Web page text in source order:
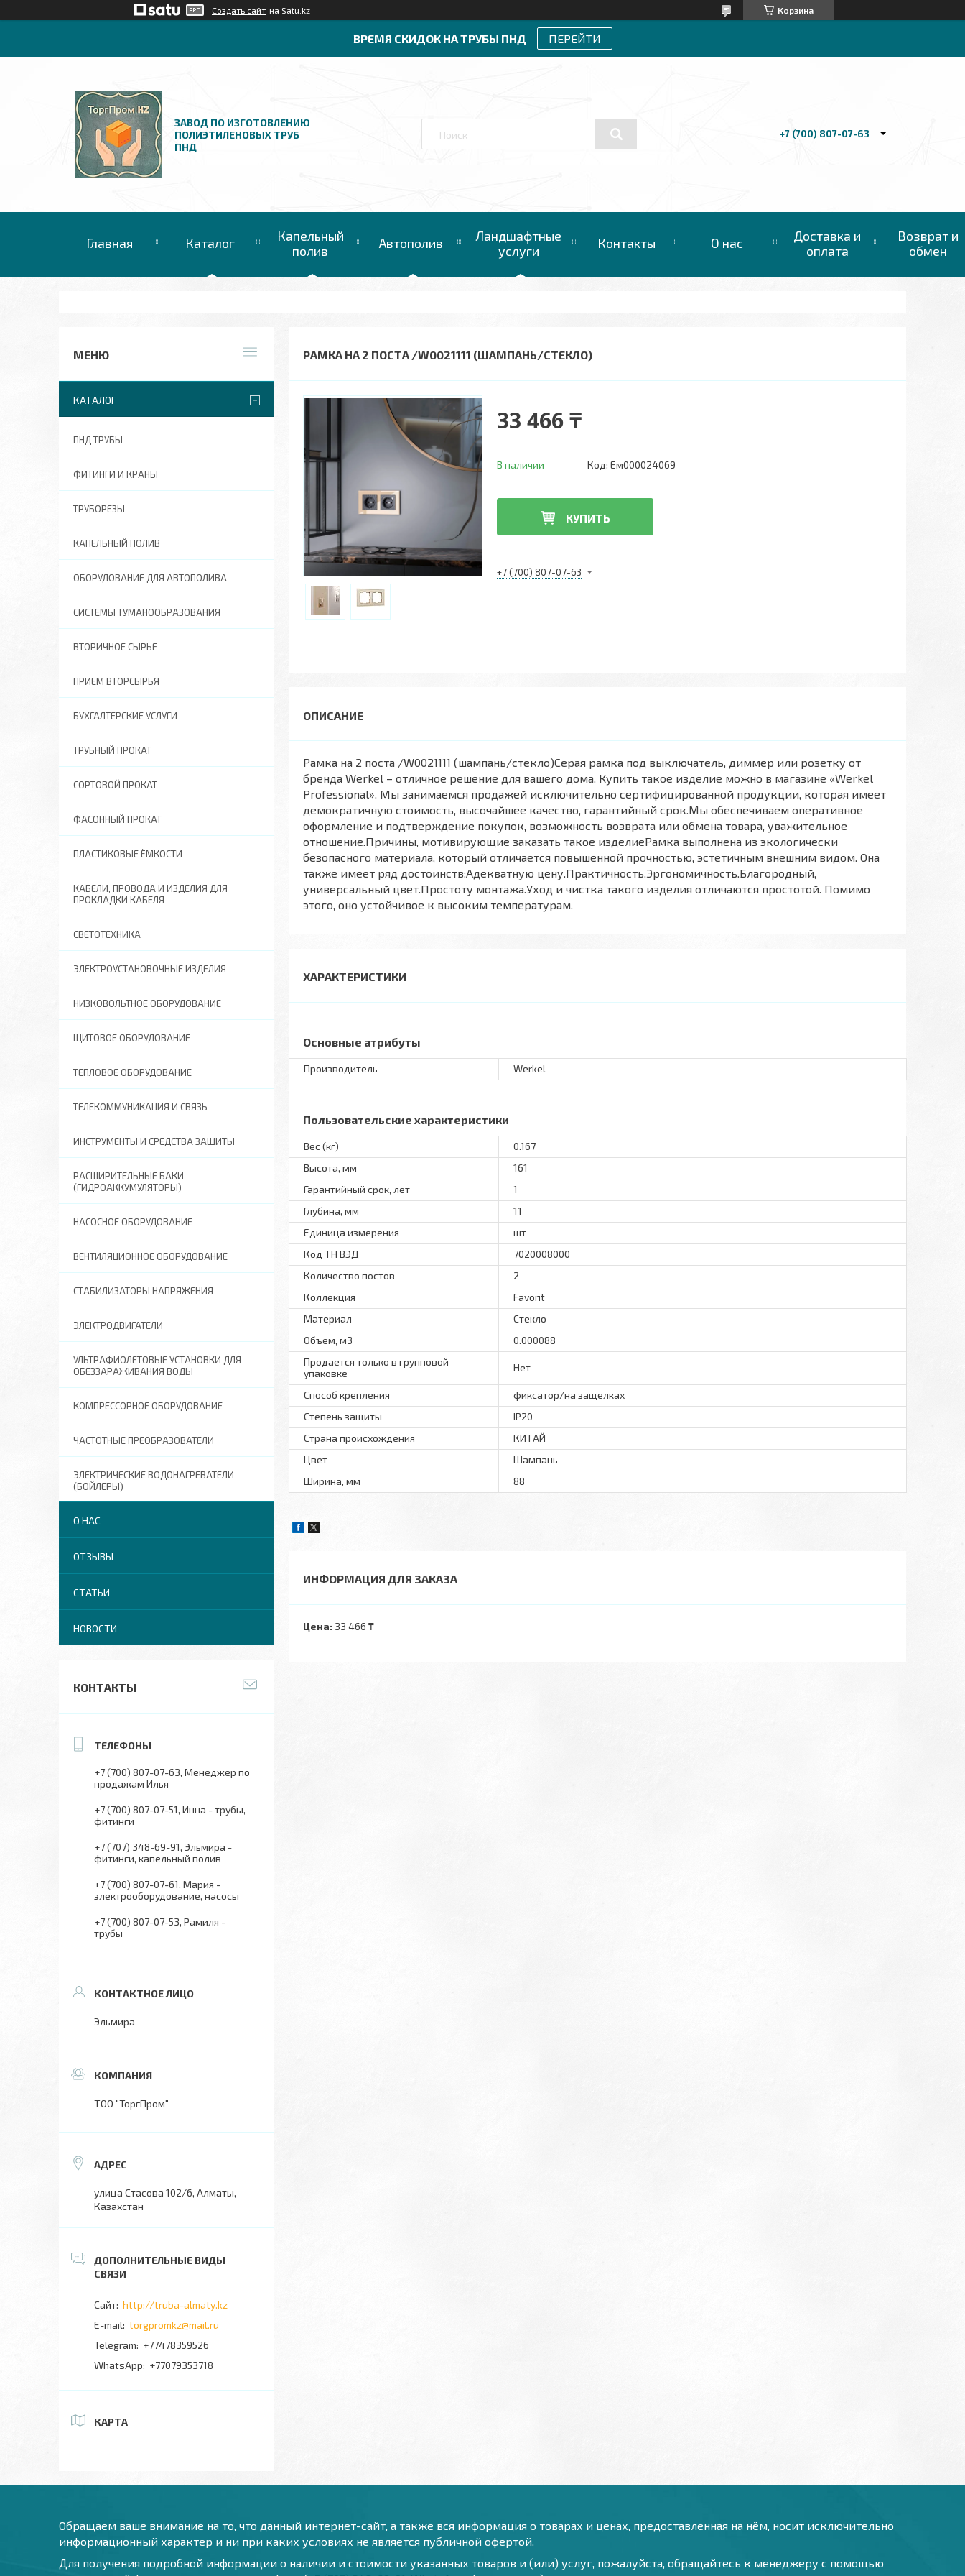
Создать сайт на Satu.kz Корзина
ВРЕМЯ СКИДОК НА ТРУБЫ ПНД ПЕРЕЙТИ
ЗАВОД ПО ИЗГОТОВЛЕНИЮ
ПОЛИЭТИЛЕНОВЫХ ТРУБ
ПНД
+7 (700) 807-07-63
Главная Каталог
Капельный
полив
Автополив
Ландшафтные
услуги
Контакты О нас
Доставка и
оплата
Возврат и
обмен
РАМКА НА 2 ПОСТА /W0021111 (ШАМПАНЬ/СТЕКЛО)
33 466 ₸
В наличии Код: Ем000024069
КУПИТЬ
+7 (700) 807-07-63
Рамка на 2 поста /W0021111 (шампань/стекло)Серая рамка под выключатель, диммер или розетку от
бренда Werkel – отличное решение для вашего дома. Купить такое изделие можно в магазине «Werkel
Professional». Мы занимаемся продажей исключительно сертифицированной продукции, которая имеет
демократичную стоимость, высочайшее качество, гарантийный срок.Мы обеспечиваем оперативное
оформление и подтверждение покупок, возможность возврата или обмена товара, уважительное
отношение.Причины, мотивирующие заказать такое изделиеРамка выполнена из экологически
безопасного материала, который отличается повышенной прочностью, эстетичным внешним видом. Она
также имеет ряд достоинств:Адекватную цену.Практичность.Эргономичность.Благородный,
универсальный цвет.Простоту монтажа.Уход и чистка такого изделия отличаются простотой. Помимо
этого, оно устойчивое к высоким температурам.
ХАРАКТЕРИСТИКИ
Основные атрибуты
Производитель Werkel
Пользовательские характеристики
Вес (кг)
0.167
Высота, мм
161
Гарантийный срок, лет
1
Глубина, мм
11
Единица измерения
шт
Код ТН ВЭД
7020008000
Количество постов
2
Коллекция
Favorit
Материал
Стекло
Объем, м3
0.000088
Продается только в групповой
упаковке
Нет
Способ крепления
фиксатор/на защёлках
Степень защиты
IP20
Страна происхождения
КИТАЙ
Цвет
Шампань
Ширина, мм
88
ИНФОРМАЦИЯ ДЛЯ ЗАКАЗА
Цена: 33 466 ₸
КАТАЛОГ
ПНД ТРУБЫ
ФИТИНГИ И КРАНЫ
ТРУБОРЕЗЫ
КАПЕЛЬНЫЙ ПОЛИВ
ОБОРУДОВАНИЕ ДЛЯ АВТОПОЛИВА
СИСТЕМЫ ТУМАНООБРАЗОВАНИЯ
ВТОРИЧНОЕ СЫРЬЕ
ПРИЕМ ВТОРСЫРЬЯ
БУХГАЛТЕРСКИЕ УСЛУГИ
ТРУБНЫЙ ПРОКАТ
СОРТОВОЙ ПРОКАТ
ФАСОННЫЙ ПРОКАТ
ПЛАСТИКОВЫЕ ЁМКОСТИ
КАБЕЛИ, ПРОВОДА И ИЗДЕЛИЯ ДЛЯ
ПРОКЛАДКИ КАБЕЛЯ
СВЕТОТЕХНИКА
ЭЛЕКТРОУСТАНОВОЧНЫЕ ИЗДЕЛИЯ
НИЗКОВОЛЬТНОЕ ОБОРУДОВАНИЕ
ЩИТОВОЕ ОБОРУДОВАНИЕ
ТЕПЛОВОЕ ОБОРУДОВАНИЕ
ТЕЛЕКОММУНИКАЦИЯ И СВЯЗЬ
ИНСТРУМЕНТЫ И СРЕДСТВА ЗАЩИТЫ
РАСШИРИТЕЛЬНЫЕ БАКИ
(ГИДРОАККУМУЛЯТОРЫ)
НАСОСНОЕ ОБОРУДОВАНИЕ
ВЕНТИЛЯЦИОННОЕ ОБОРУДОВАНИЕ
СТАБИЛИЗАТОРЫ НАПРЯЖЕНИЯ
ЭЛЕКТРОДВИГАТЕЛИ
УЛЬТРАФИОЛЕТОВЫЕ УСТАНОВКИ ДЛЯ
ОБЕЗЗАРАЖИВАНИЯ ВОДЫ
КОМПРЕССОРНОЕ ОБОРУДОВАНИЕ
ЧАСТОТНЫЕ ПРЕОБРАЗОВАТЕЛИ
ЭЛЕКТРИЧЕСКИЕ ВОДОНАГРЕВАТЕЛИ
(БОЙЛЕРЫ)
О НАС
ОТЗЫВЫ
СТАТЬИ
НОВОСТИ
КОНТАКТЫ
+7 (700) 807-07-63 Менеджер по
продажам Илья
+7 (700) 807-07-51 Инна - трубы,
фитинги
+7 (707) 348-69-91 Эльмира -
фитинги, капельный полив
+7 (700) 807-07-61 Мария -
электрооборудование, насосы
+7 (700) 807-07-53 Рамиля -
трубы
Эльмира
ТОО "ТоргПром"
улица Стасова 102/6, Алматы,
Казахстан
http://truba-almaty.kz
torgpromkz@mail.ru
+77478359526
+77079353718
КАРТА
Обращаем ваше внимание на то, что данный интернет-сайт, а также вся информация о товарах и ценах, предоставленная на нём, носит исключительно
информационный характер и ни при каких условиях не является публичной офертой.
Для получения подробной информации о наличии и стоимости указанных товаров и (или) услуг, пожалуйста, обращайтесь к менеджеру с помощью